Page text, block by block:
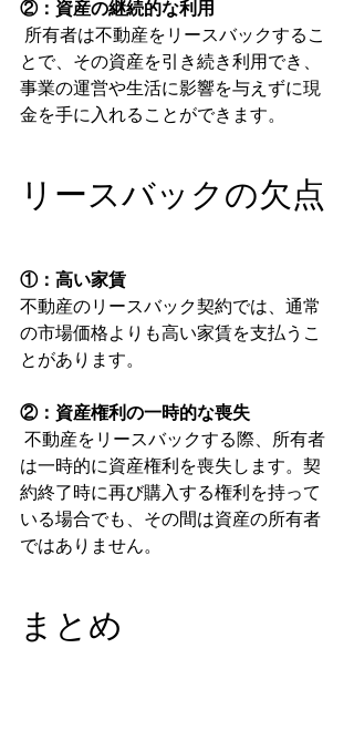
②：資産の継続的な利用
とで、その資産を引き続き利用でき、
事業の運営や生活に影響を与えずに現
金を手に入れることができます。
リースバックの欠点
①：高い家賃
不動産のリースバック契約では、通常
の市場価格よりも高い家賃を支払うこ
とがあります。
②：資産権利の一時的な喪失
は一時的に資産権利を喪失します。契
約終了時に再び購入する権利を持って
いる場合でも、その間は資産の所有者
ではありません。
まとめ